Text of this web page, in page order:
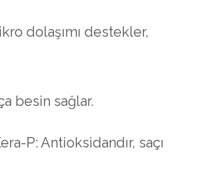
dolaşımı destekler,
besin sağlar.
P: Antioksidandır, saçı